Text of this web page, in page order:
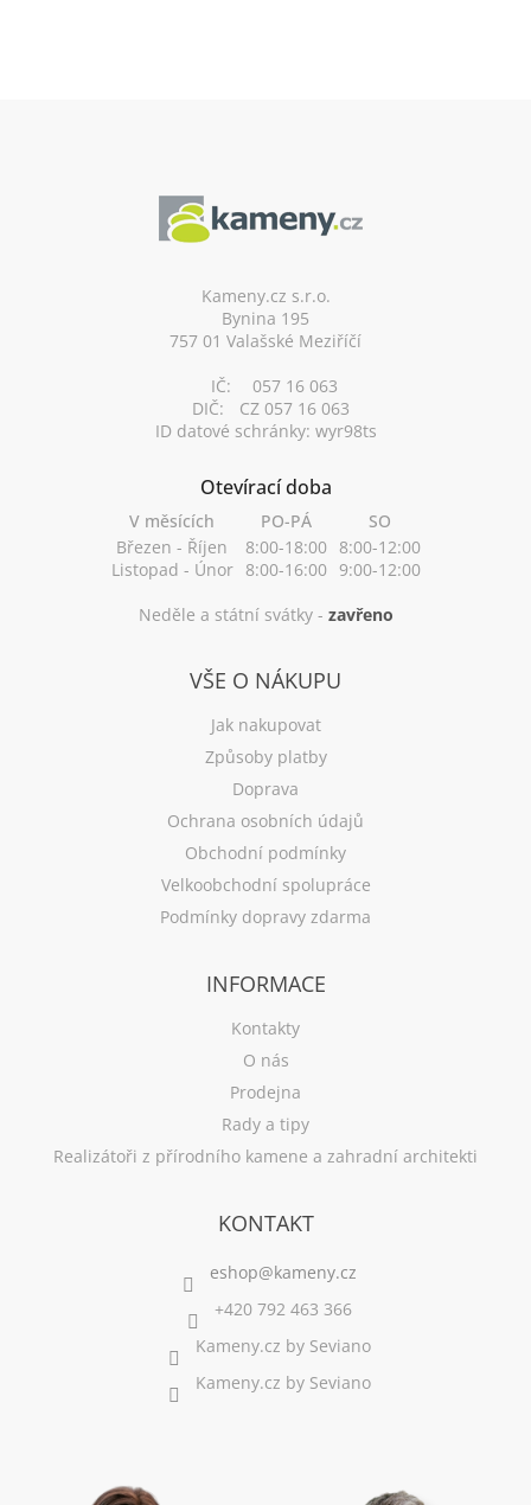
Kameny.cz s.r.o.
Bynina 195
757 01 Valašské Meziříčí
IČ:
057 16 063
DIČ:
CZ 057 16 063
ID datové schránky: wyr98ts
Otevírací doba
V měsících PO-PÁ
SO
Březen - Říjen
8:00-18:00 8:00-12:00
Listopad - Únor 8:00-16:00 9:00-12:00
Neděle a státní svátky - zavřeno
VŠE O NÁKUPU
Jak nakupovat
Způsoby platby
Doprava
Ochrana osobních údajů
Obchodní podmínky
Velkoobchodní spolupráce
Podmínky dopravy zdarma
INFORMACE
Kontakty
O nás
Prodejna
Rady a tipy
Realizátoři z přírodního kamene a zahradní architekti
KONTAKT
+420 792 463 366
Kameny.cz by Seviano
Kameny.cz by Seviano